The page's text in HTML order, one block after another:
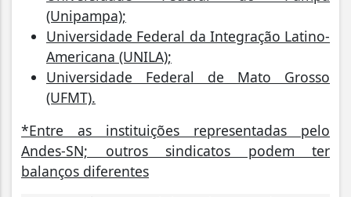
(Unipampa);
Universidade Federal da Integração Latino-
Americana (UNILA);
Universidade Federal de Mato Grosso
(UFMT).
*Entre as instituições representadas pelo
Andes-SN; outros sindicatos podem ter
balanços diferentes